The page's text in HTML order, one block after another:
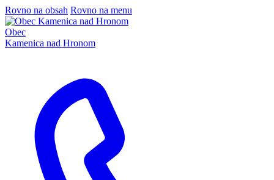
Rovno na obsah Rovno na menu
Obec
Kamenica nad Hronom